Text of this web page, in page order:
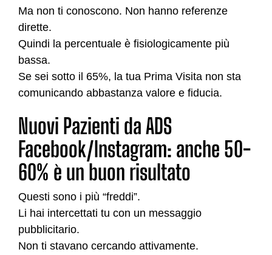
Ma non ti conoscono. Non hanno referenze
dirette.
Quindi la percentuale è fisiologicamente più
bassa.
Se sei sotto il 65%, la tua Prima Visita non sta
comunicando abbastanza valore e fiducia.
Nuovi Pazienti da ADS
Facebook/Instagram: anche 50-
60% è un buon risultato
Questi sono i più “freddi”.
Li hai intercettati tu con un messaggio
pubblicitario.
Non ti stavano cercando attivamente.